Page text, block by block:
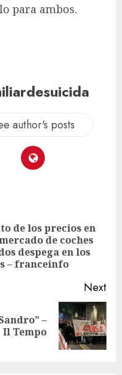
para ambos.
author's posts
de los precios en
de coches
​​despega en los
– franceinfo
Next
–
Il Tempo